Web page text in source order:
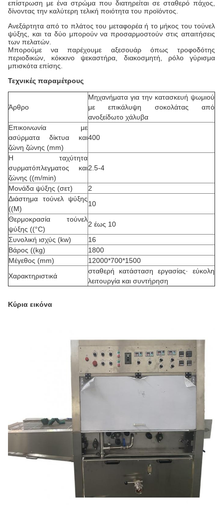
επίστρωση με ένα στρώμα που διατηρείται σε σταθερό πάχος,
δίνοντας την καλύτερη τελική ποιότητα του προϊόντος.
Ανεξάρτητα από το πλάτος του μεταφορέα ή το μήκος του τούνελ
ψύξης, και τα δύο μπορούν να προσαρμοστούν στις απαιτήσεις
των πελατών.
Μπορούμε να παρέχουμε αξεσουάρ όπως τροφοδότης
περιοδικών, κόκκινο ψεκαστήρα, διακοσμητή, ρόλο γύρισμα
μπισκότα επίσης.
Τεχνικές παραμέτρους
Άρθρο
Μηχανήματα για την κατασκευή ψωμιού
με επικάλυψη σοκολάτας από
ανοξείδωτο χάλυβα
Επικοινωνία με
ασύρματα δίκτυα και
ζώνη ζώνης (mm)
400
Η ταχύτητα
συρματόπλεγματος και
ζώνης ((m/min)
2.5-4
Μονάδα ψύξης (σετ)
2
Διάστημα τούνελ ψύξης
((M)
10
Θερμοκρασία τούνελ
ψύξης ((°C)
2 έως 10
Συνολική ισχύς (kw)
16
Βάρος ((kg)
1800
Μέγεθος (mm)
12000*700*1500
Χαρακτηριστικά
σταθερή κατάσταση εργασίας· εύκολη
λειτουργία και συντήρηση
Κύρια εικόνα